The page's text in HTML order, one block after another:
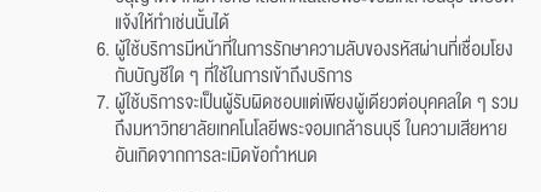
แจ้งให้ทำเช่นนั้นได้
ผู้ใช้บริการมีหน้าที่ในการรักษาความลับของรหัสผ่านที่เชื่อมโยง
กับบัญชีใด ๆ ที่ใช้ในการเข้าถึงบริการ
ผู้ใช้บริการจะเป็นผู้รับผิดชอบแต่เพียงผู้เดียวต่อบุคคลใด ๆ รวม
ถึงมหาวิทยาลัยเทคโนโลยีพระจอมเกล้าธนบุรี ในความเสียหาย
อันเกิดจากการละเมิดข้อกำหนด